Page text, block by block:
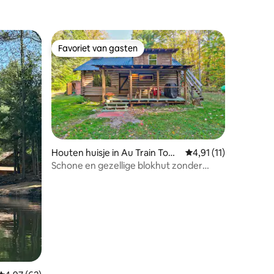
Favoriet van gasten
Favoriet van gasten
Houten huisje in Au Train Tow
nship
Gemiddelde
4,91 (11)
Schone en gezellige blokhut zonder